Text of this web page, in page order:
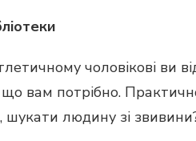
чоловікові ви
вам потрібно.
шукати людину зі